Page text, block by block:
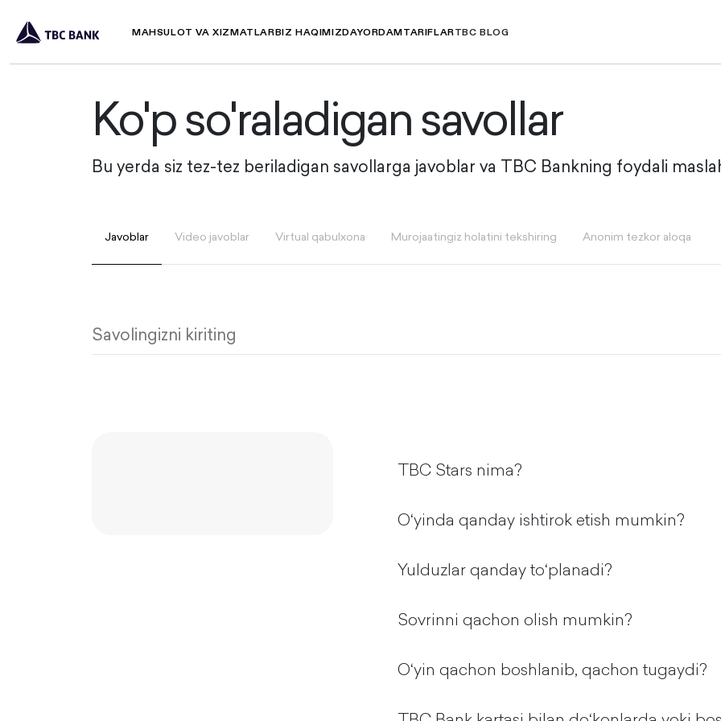
MAHSULOT VA XIZMATLARBIZ HAQIMIZDAYORDAMTARIFLARTBC BLOG
Ko'p so'raladigan savollar
Bu yerda siz tez-tez beriladigan savollarga javoblar va TBC Bankning foydali
Javoblar Video javoblar Virtual qabulxona Murojaatingiz holatini tekshiring Anonim tezkor aloqa
TBC Stars nima?
O‘yinda qanday ishtirok etish mumkin?
Yulduzlar qanday to‘planadi?
Sovrinni qachon olish mumkin?
Oʻyin qachon boshlanib, qachon tugaydi?